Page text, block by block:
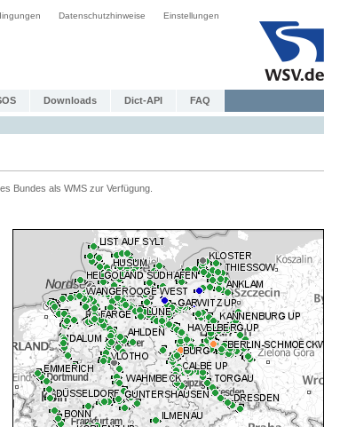
Datenschutzhinweise Einstellungen
Downloads Dict-API FAQ
Bundes als WMS zur Verfügung.